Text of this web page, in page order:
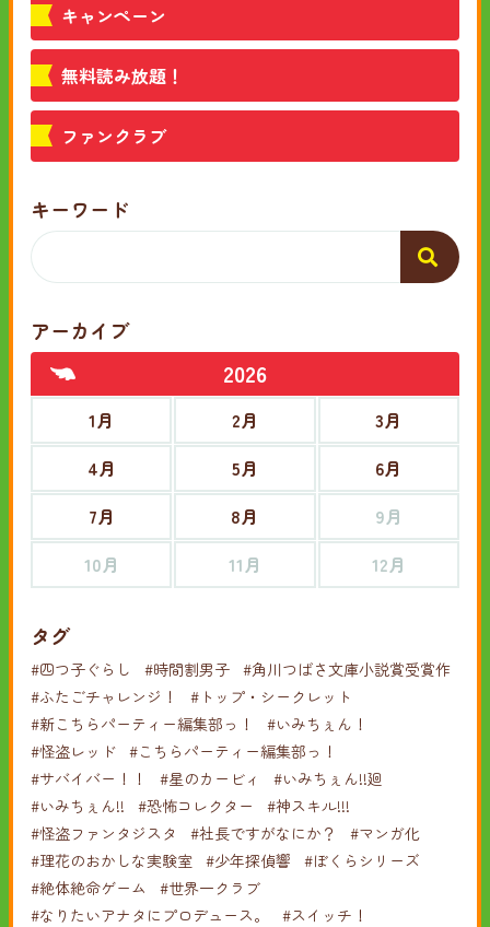
キャンペーン
無料読み放題！
ファンクラブ
キーワード
アーカイブ
2026
1月 2月
3月
4月
5月
6月
7月
8月
9月
10月
11月 12月
タグ
#四つ子ぐらし #時間割男子 #角川つばさ文庫小説賞受賞作
#ふたごチャレンジ！
#トップ・シークレット
#新こちらパーティー編集部っ！
#いみちぇん！
#怪盗レッド #こちらパーティー編集部っ！
#サバイバー！！
#星のカービィ
#いみちぇん!!廻
#いみちぇん!!
#恐怖コレクター
#神スキル!!!
#怪盗ファンタジスタ
#社長ですがなにか？
#マンガ化
#理花のおかしな実験室 #少年探偵響
#ぼくらシリーズ
#絶体絶命ゲーム
#世界一クラブ
#なりたいアナタにプロデュース。
#スイッチ！